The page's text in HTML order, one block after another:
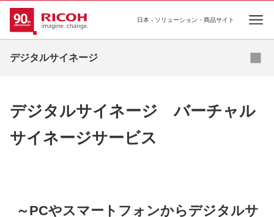
日本 - ソリューション・商品サイト
デジタルサイネージ
お役立ちコラム
業種・業態別ソリューション
商品・サービス一覧
デジタルサイネージ バーチャル
サイネージサービス
～PCやスマートフォンからデジタルサ